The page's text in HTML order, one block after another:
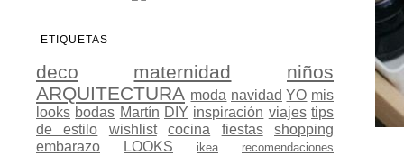
ETIQUETAS
deco maternidad
niños
ARQUITECTURA moda navidad YO mis
looks bodas Martín DIY inspiración viajes tips
de estilo
wishlist cocina fiestas
shopping
embarazo
LOOKS ikea
recomendaciones